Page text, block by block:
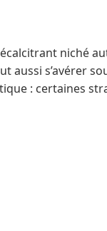
niché
aussi s’avérer
: certaines